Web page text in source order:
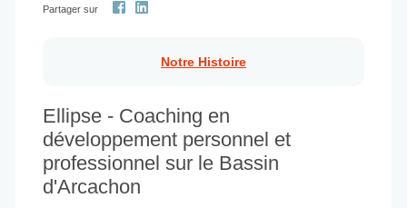
Partager sur
Notre Histoire
Ellipse - Coaching en
développement personnel et
professionnel sur le Bassin
d'Arcachon